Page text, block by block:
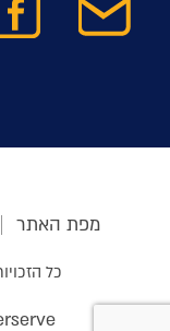
מפת האתר
כל